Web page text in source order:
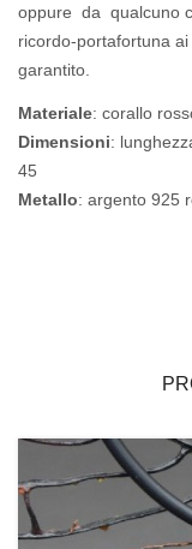
oppure da qualcuno
ricordo-portafortuna
garantito.
Materiale: corallo
Dimensioni:
45
Metallo: argento 925